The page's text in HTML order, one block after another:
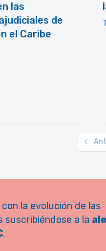
las
de
el Caribe
la evolución de las
suscribiéndose a la
.